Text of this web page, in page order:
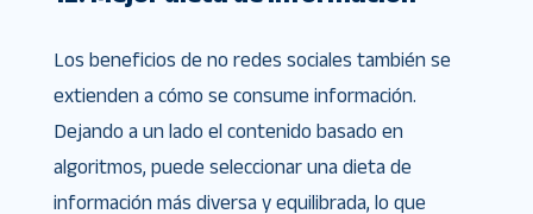
Los beneficios de no redes sociales también se
extienden a cómo se consume información.
Dejando a un lado el contenido basado en
algoritmos, puede seleccionar una dieta de
información más diversa y equilibrada, lo que